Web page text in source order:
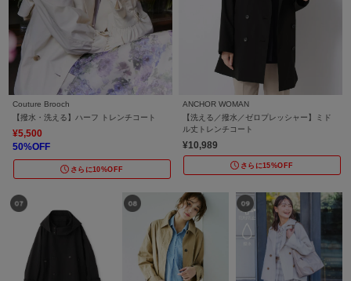
Couture Brooch
【撥水・洗える】ハーフ トレンチコート
¥5,500
50%OFF
さらに10%OFF
ANCHOR WOMAN
【洗える／撥水／ゼロプレッシャー】ミド
ル丈トレンチコート
¥10,989
さらに15%OFF